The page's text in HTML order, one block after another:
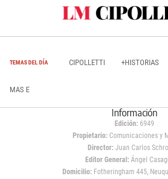
TEMAS DEL DÍA CIPOLLETTI +HISTORIAS
MAS E
Información
Edición: 6949
Propietario:Comunicaciones y
Director: Juan Carlos
Editor General:Ángel
Domicilio:Fotheringham 445,